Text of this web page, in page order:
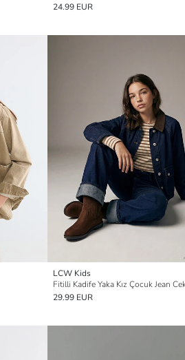
24.99 EUR
LCW Kids
Fitilli Kadife Yaka Kız Çocuk Jean
29.99 EUR